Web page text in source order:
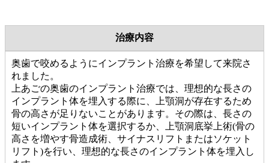
治療内容
奥歯で咬めるようにインプラント治療を希望して来院さ
れました。
上あごの奥歯のインプラント治療では、理想的な長さの
インプラント体を埋入する際に、上顎洞が存在するため
骨の高さが足りないことがあります。その際は、長さの
短いインプラント体を選択するか、上顎洞底挙上術(骨の
高さを増やす骨造成術、サイナスリフトまたはソケット
リフト)を行い、理想的な長さのインプラント体を埋入し